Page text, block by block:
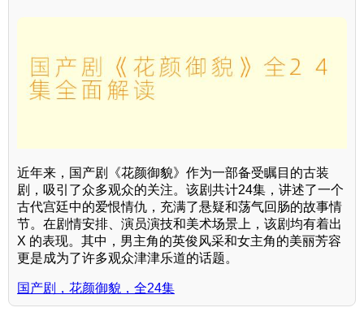
近年来，国产剧《花颜御貌》作为一部备受瞩目的古装
剧，吸引了众多观众的关注。该剧共计24集，讲述了一个
古代宫廷中的爱恨情仇，充满了悬疑和荡气回肠的故事情
节。在剧情安排、演员演技和美术场景上，该剧均有着出
X 的表现。其中，男主角的英俊风采和女主角的美丽芳容
更是成为了许多观众津津乐道的话题。
国产剧，花颜御貌，全24集